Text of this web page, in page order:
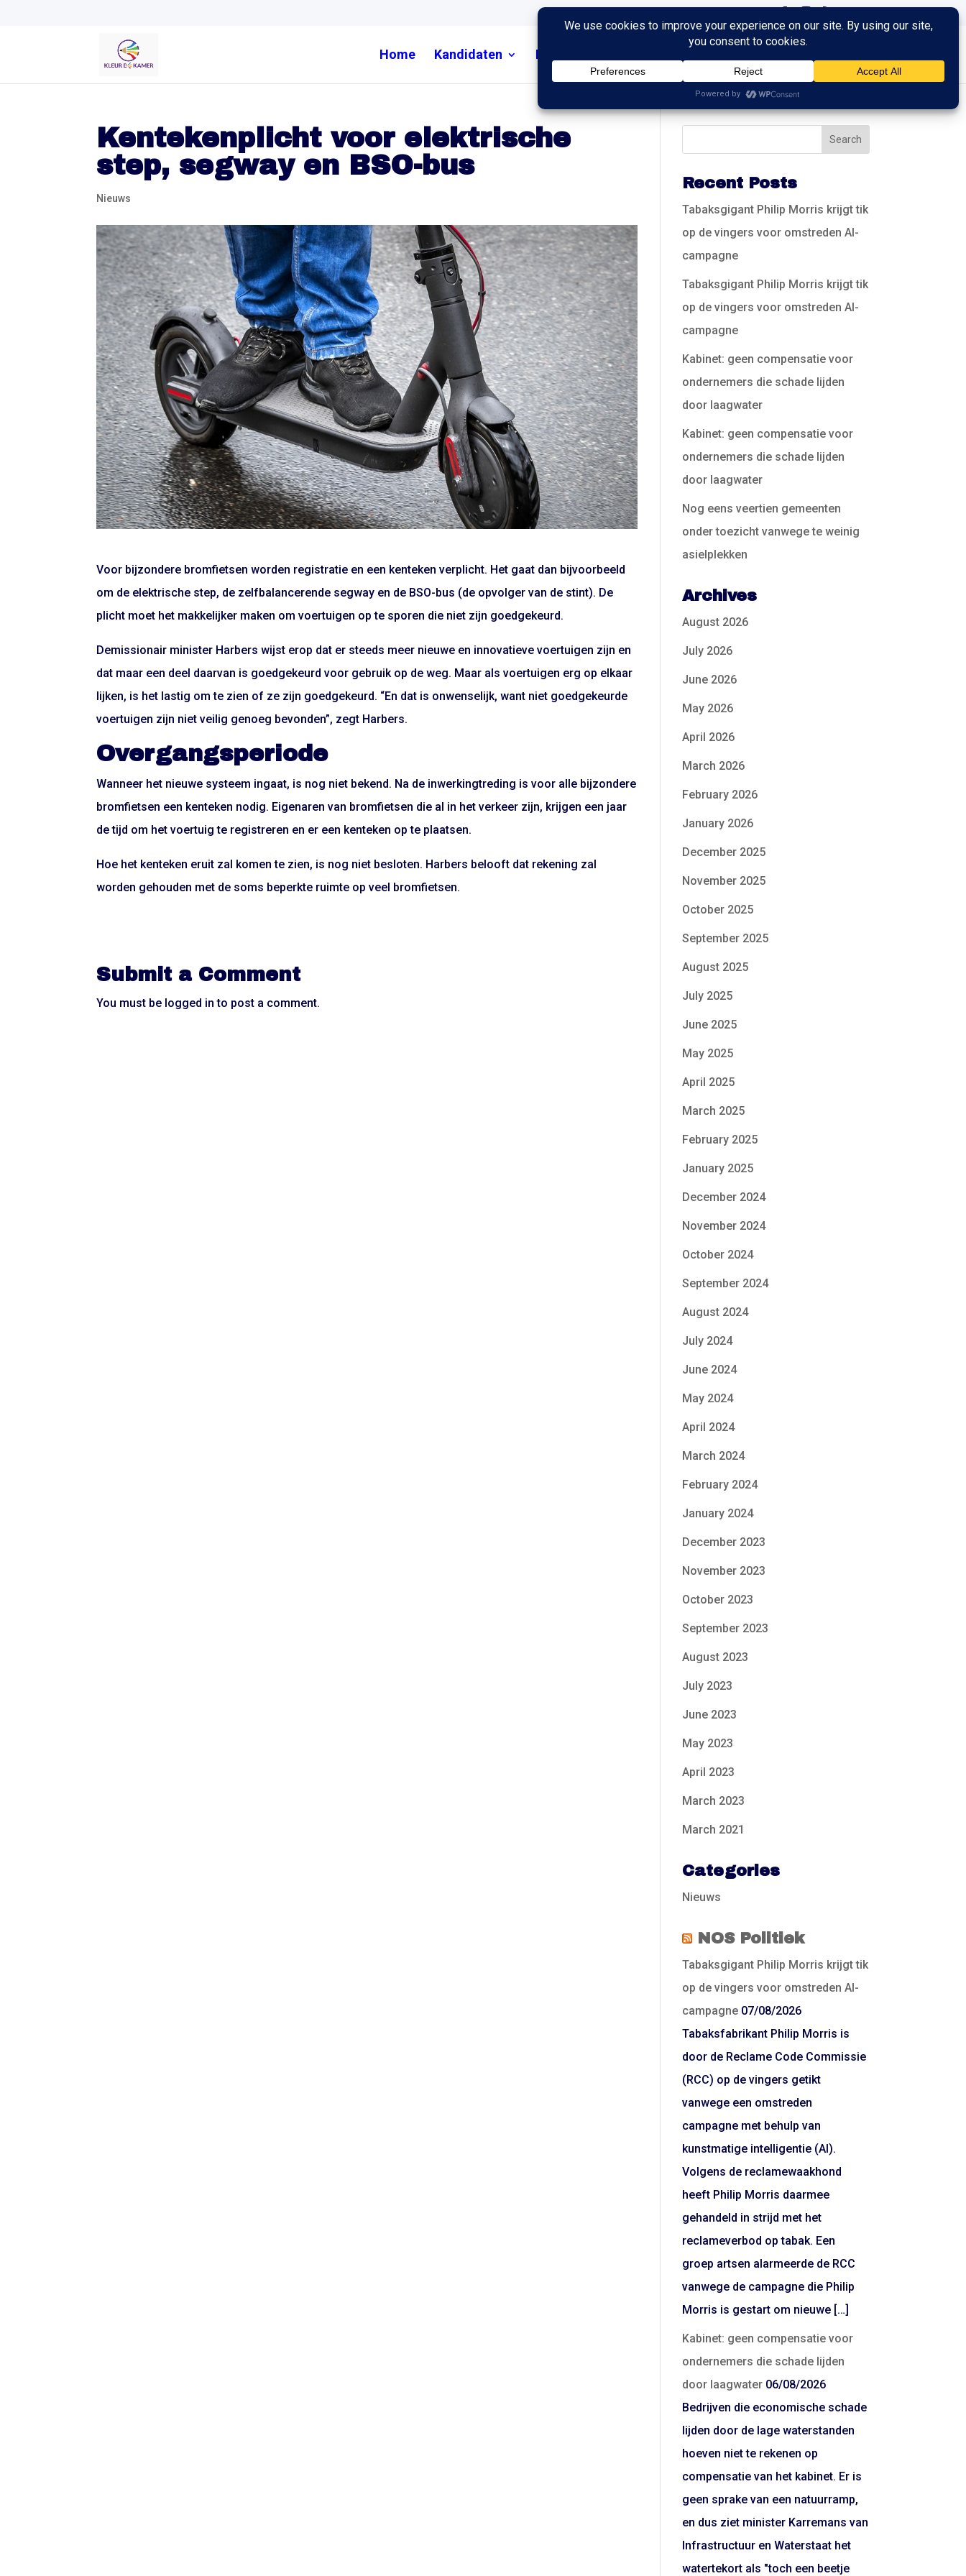
Home Kandidaten Nieuws
Kentekenplicht voor elektrische
step, segway en BSO-bus
Nieuws
Voor bijzondere bromfietsen worden registratie en een kenteken verplicht. Het gaat dan bijvoorbeeld
om de elektrische step, de zelfbalancerende segway en de BSO-bus (de opvolger van de stint). De
plicht moet het makkelijker maken om voertuigen op te sporen die niet zijn goedgekeurd.
Demissionair minister Harbers wijst erop dat er steeds meer nieuwe en innovatieve voertuigen zijn en
dat maar een deel daarvan is goedgekeurd voor gebruik op de weg. Maar als voertuigen erg op elkaar
lijken, is het lastig om te zien of ze zijn goedgekeurd. “En dat is onwenselijk, want niet goedgekeurde
voertuigen zijn niet veilig genoeg bevonden”, zegt Harbers.
Overgangsperiode
Wanneer het nieuwe systeem ingaat, is nog niet bekend. Na de inwerkingtreding is voor alle bijzondere
bromfietsen een kenteken nodig. Eigenaren van bromfietsen die al in het verkeer zijn, krijgen een jaar
de tijd om het voertuig te registreren en er een kenteken op te plaatsen.
Hoe het kenteken eruit zal komen te zien, is nog niet besloten. Harbers belooft dat rekening zal
worden gehouden met de soms beperkte ruimte op veel bromfietsen.
Submit a Comment
You must be logged in to post a comment.
Recent Posts
Tabaksgigant Philip Morris krijgt tik
op de vingers voor omstreden AI-
campagne
Tabaksgigant Philip Morris krijgt tik
op de vingers voor omstreden AI-
campagne
Kabinet: geen compensatie voor
ondernemers die schade lijden
door laagwater
Kabinet: geen compensatie voor
ondernemers die schade lijden
door laagwater
Nog eens veertien gemeenten
onder toezicht vanwege te weinig
asielplekken
Archives
August 2026
July 2026
June 2026
May 2026
April 2026
March 2026
February 2026
January 2026
December 2025
November 2025
October 2025
September 2025
August 2025
July 2025
June 2025
May 2025
April 2025
March 2025
February 2025
January 2025
December 2024
November 2024
October 2024
September 2024
August 2024
July 2024
June 2024
May 2024
April 2024
March 2024
February 2024
January 2024
December 2023
November 2023
October 2023
September 2023
August 2023
July 2023
June 2023
May 2023
April 2023
March 2023
March 2021
Categories
Nieuws
NOS Politiek
Tabaksgigant Philip Morris krijgt tik
op de vingers voor omstreden AI-
campagne 07/08/2026
Tabaksfabrikant Philip Morris is
door de Reclame Code Commissie
(RCC) op de vingers getikt
vanwege een omstreden
campagne met behulp van
kunstmatige intelligentie (AI).
Volgens de reclamewaakhond
heeft Philip Morris daarmee
gehandeld in strijd met het
reclameverbod op tabak. Een
groep artsen alarmeerde de RCC
vanwege de campagne die Philip
Morris is gestart om nieuwe […]
Kabinet: geen compensatie voor
ondernemers die schade lijden
door laagwater 06/08/2026
Bedrijven die economische schade
lijden door de lage waterstanden
hoeven niet te rekenen op
compensatie van het kabinet. Er is
geen sprake van een natuurramp,
en dus ziet minister Karremans van
Infrastructuur en Waterstaat het
watertekort als "toch een beetje